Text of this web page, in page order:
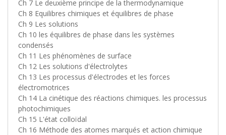
Ch 7 Le deuxième principe de la thermodynamique
Ch 8 Equilibres chimiques et équilibres de phase
Ch 9 Les solutions
Ch 10 les équilibres de phase dans les systèmes
condensés
Ch 11 Les phénomènes de surface
Ch 12 Les solutions d'électrolytes
Ch 13 Les processus d'électrodes et les forces
électromotrices
Ch 14 La cinétique des réactions chimiques. les processus
photochimiques
Ch 15 L'état colloïdal
Ch 16 Méthode des atomes marqués et action chimique